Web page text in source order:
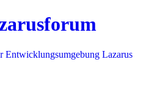
Entwicklungsumgebung Lazarus